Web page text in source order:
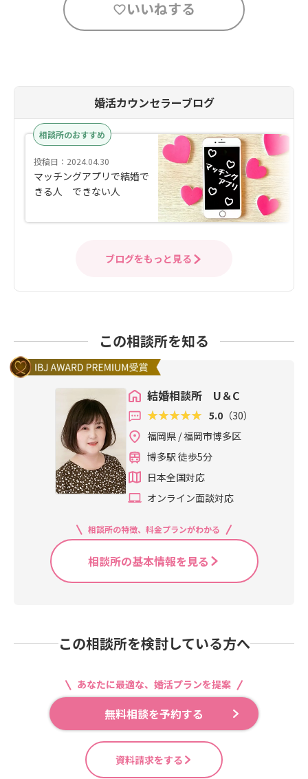
いいねする
婚活カウンセラーブログ
相談所のおすすめ
投稿日：2024.04.30
マッチングアプリで結婚で
きる人 できない人
ブログをもっと見る
この相談所を知る
結婚相談所 U＆C
5.0 （30）
福岡県 / 福岡市博多区
博多駅 徒歩5分
日本全国対応
オンライン面談対応
相談所の特徴、料金プランがわかる
相談所の基本情報を見る
この相談所を検討している方へ
あなたに最適な、婚活プランを提案
無料相談を予約する
資料請求をする